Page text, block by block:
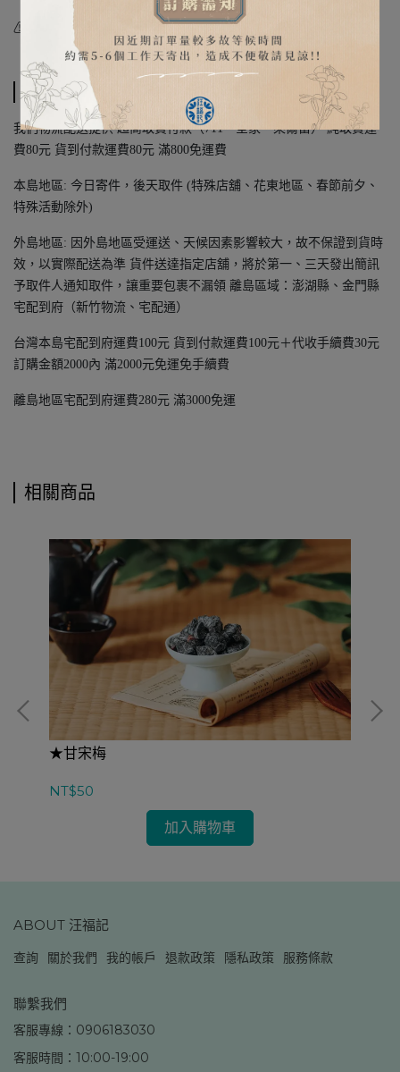
⚠ 請放置陰涼處，不建議放置冰箱，以免影響口感 ⚠
運送方式
我們物流配送提供 超商取貨付款（711、全家、萊爾富） 純取貨運
費80元 貨到付款運費80元 滿800免運費
本島地區: 今日寄件，後天取件 (特殊店舖、花東地區、春節前夕、
特殊活動除外)
外島地區: 因外島地區受運送、天候因素影響較大，故不保證到貨時
效，以實際配送為準 貨件送達指定店舖，將於第一、三天發出簡訊
予取件人通知取件，讓重要包裹不漏領 離島區域：澎湖縣、金門縣
宅配到府（新竹物流、宅配通）
台灣本島宅配到府運費100元 貨到付款運費100元＋代收手續費30元
訂購金額2000內 滿2000元免運免手續費
離島地區宅配到府運費280元 滿3000免運
相關商品
★甘宋梅
NT$50
加入購物車
ABOUT 汪福記
查詢 關於我們 我的帳戶 退款政策 隱私政策 服務條款
聯繫我們
客服專線：0906183030
客服時間：10:00-19:00